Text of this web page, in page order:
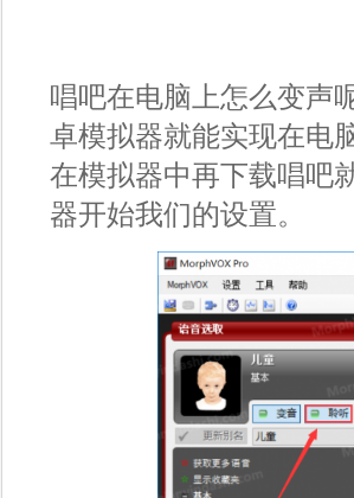
唱吧在电脑上怎么变声
卓模拟器就能实现在电
在模拟器中再下载唱吧
器开始我们的设置。